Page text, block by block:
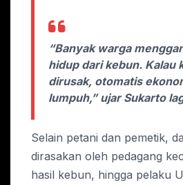
“Banyak warga
hidup dari kebun. Kalau
dirusak, otomatis
lumpuh,” ujar Sukarto
Selain petani dan pemetik,
dirasakan oleh pedagang
hasil kebun, hingga pelaku